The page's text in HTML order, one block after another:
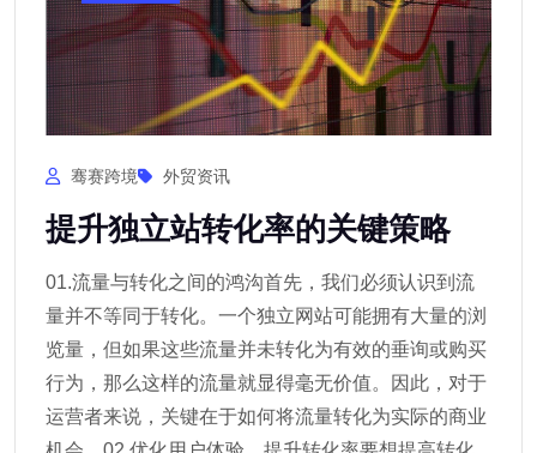
骞赛跨境 外贸资讯
提升独立站转化率的关键策略
01.流量与转化之间的鸿沟首先，我们必须认识到流
量并不等同于转化。一个独立网站可能拥有大量的浏
览量，但如果这些流量并未转化为有效的垂询或购买
行为，那么这样的流量就显得毫无价值。因此，对于
运营者来说，关键在于如何将流量转化为实际的商业